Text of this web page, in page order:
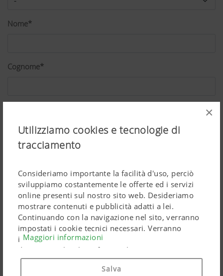
×
Utilizziamo cookies e tecnologie di
tracciamento
Consideriamo importante la facilità d'uso, perciò
sviluppiamo costantemente le offerte ed i servizi
online presenti sul nostro sito web. Desideriamo
mostrare contenuti e pubblicità adatti a lei.
Continuando con la navigazione nel sito, verranno
impostati i cookie tecnici necessari. Verranno
impiegati prodotti di Google Marketing riguardanti
dati personali solo se fornirà il suo pieno consenso
("Acconsento a tutti"). Potrà anche effettuare
impostazioni personalizzate tramite le caselle di
Maggiori informazioni
Salva
Nome*
Cognome*
Luogo*
Paese*